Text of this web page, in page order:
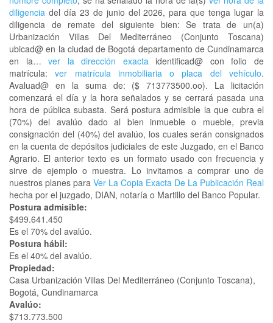
diligencia del día 23 de junio del 2026, para que tenga lugar la
diligencia de remate del siguiente bien: Se trata de un(a)
Urbanización Villas Del Mediterráneo (Conjunto Toscana)
ubicad@ en la ciudad de Bogotá departamento de Cundinamarca
en la…ver la dirección exactaidentificad@ con folio de
matrícula:ver matrícula inmobiliaria o placa del vehículo.
Avaluad@ en la suma de: ($ 713773500.oo). La licitación
comenzará el día y la hora señalados y se cerrará pasada una
hora de pública subasta. Será postura admisible la que cubra el
(70%) del avalúo dado al bien inmueble o mueble, previa
consignación del (40%) del avalúo, los cuales serán consignados
en la cuenta de depósitos judiciales de este Juzgado, en el Banco
Agrario. El anterior texto es un formato usado con frecuencia y
sirve de ejemplo o muestra. Lo invitamos a comprar uno de
nuestros planes para Ver La Copia Exacta De La Publicación Real
hecha por el juzgado, DIAN, notaría o Martillo del Banco Popular.
Postura admisible:
$499.641.450
Es el 70% del avalúo.
Postura hábil:
Es el 40% del avalúo.
Propiedad:
Casa Urbanización Villas Del Mediterráneo (Conjunto Toscana),
Bogotá, Cundinamarca
Avalúo:
$713.773.500